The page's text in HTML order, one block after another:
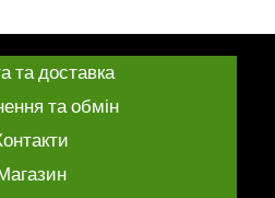
та доставка
та обмін